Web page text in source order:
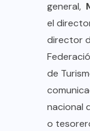
general,
el
director
de
nacional
o